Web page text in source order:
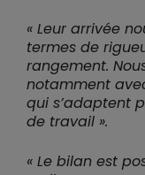
« Leur arrivée
termes de
rangement.
notamment
qui s’adaptent
de travail ».
« Le bilan est